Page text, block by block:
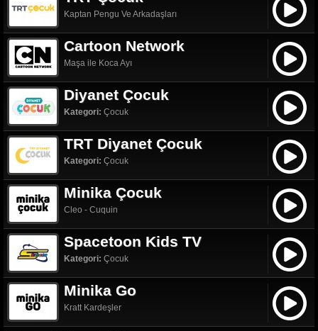
Kaptan Pengu Ve Arkadaşları
Cartoon Network
Maşa ile Koca Ayı
Diyanet Çocuk
Kategori: Çocuk
TRT Diyanet Çocuk
Kategori: Çocuk
Minika Çocuk
Cleo - Cuquin
Spacetoon Kids TV
Kategori: Çocuk
Minika Go
Kratt Kardeşler